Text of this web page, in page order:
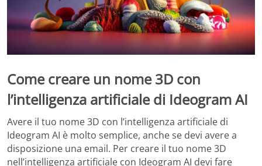
Come creare un nome 3D con
l’intelligenza artificiale di Ideogram AI
Avere il tuo nome 3D con l’intelligenza artificiale di
Ideogram AI è molto semplice, anche se devi avere a
disposizione una email. Per creare il tuo nome 3D
nell’intelligenza artificiale con Ideogram AI devi fare